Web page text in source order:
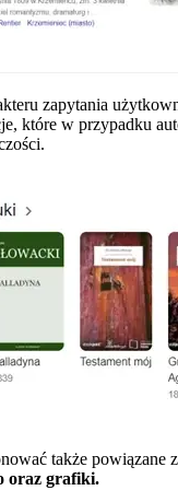
zapytania
które w przypadku
także powiązane
oraz grafiki.